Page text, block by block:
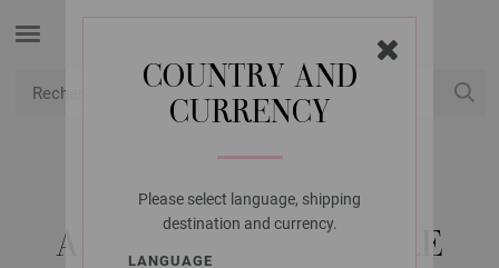
COUNTRY AND
CURRENCY
Please select language, shipping
destination and currency.
LANGUAGE
LANA GROSSA
AIGUILLE CIRCULAIRE